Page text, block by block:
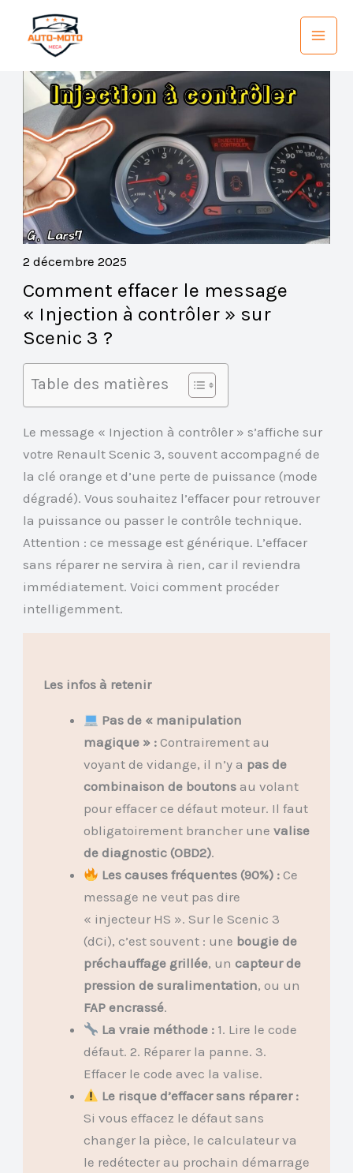
contenu
2 décembre 2025
Comment effacer le message
« Injection à contrôler » sur
Scenic 3 ?
Table des matières
Le message « Injection à contrôler » s’affiche sur
votre Renault Scenic 3, souvent accompagné de
la clé orange et d’une perte de puissance (mode
dégradé). Vous souhaitez l’effacer pour retrouver
la puissance ou passer le contrôle technique.
Attention : ce message est générique. L’effacer
sans réparer ne servira à rien, car il reviendra
immédiatement. Voici comment procéder
intelligemment.
Les infos à retenir
Pas de « manipulation
magique » :Contrairement au
voyant de vidange, il n’y a pas de
combinaison de boutonsau volant
pour effacer ce défaut moteur. Il faut
obligatoirement brancher une valise
de diagnostic (OBD2).
Les causes fréquentes (90%) : Ce
message ne veut pas dire
« injecteur HS ». Sur le Scenic 3
(dCi), c’est souvent : une bougie de
préchauffage grillée, un capteur de
pression de suralimentation, ou un
FAP encrassé.
La vraie méthode : 1. Lire le code
défaut. 2. Réparer la panne. 3.
Effacer le code avec la valise.
Le risque d’effacer sans réparer :
Si vous effacez le défaut sans
changer la pièce, le calculateur va
le redétecter au prochain démarrage